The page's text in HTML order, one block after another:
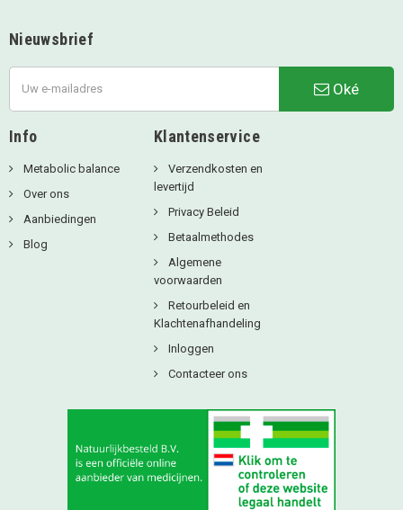
Nieuwsbrief
Oké
Info
Metabolic balance
Over ons
Aanbiedingen
Blog
Klantenservice
Verzendkosten en
levertijd
Privacy Beleid
Betaalmethodes
Algemene
voorwaarden
Retourbeleid en
Klachtenafhandeling
Inloggen
Contacteer ons